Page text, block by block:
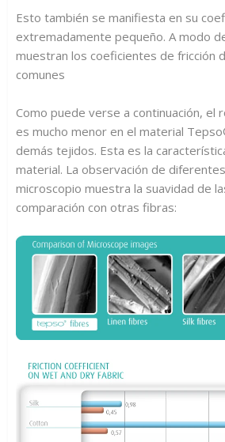
Esto también se manifiesta en su
extremadamente pequeño. A modo
muestran los coeficientes de fricción
comunes
Como puede verse a continuación, el
es mucho menor en el material
demás tejidos. Esta es la
material. La observación de
microscopio muestra la suavidad de
comparación con otras fibras: